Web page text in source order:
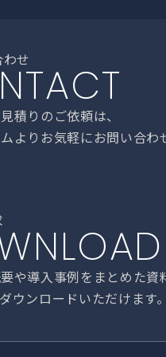
せ
積りのご依頼は、
よりお気軽にお問い合わ
や導入事例をまとめた資
ウンロードいただけます。